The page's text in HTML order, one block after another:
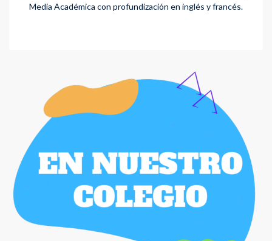
Media Académica con profundización en inglés y francés.